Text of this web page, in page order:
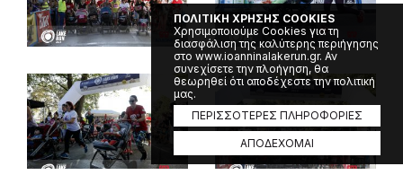
ΠΟΛΙΤΙΚΗ ΧΡΗΣΗΣ COOKIES
Χρησιμοποιούμε Cookies για τη
διασφάλιση της καλύτερης περιήγησης
στο www.ioanninalakerun.gr. Αν
συνεχίσετε την πλοήγηση, θα
θεωρηθεί ότι αποδέχεστε την πολιτική
μας.
ΠΕΡΙΣΣΟΤΕΡΕΣ ΠΛΗΡΟΦΟΡΙΕΣ
ΑΠΟΔΕΧΟΜΑΙ